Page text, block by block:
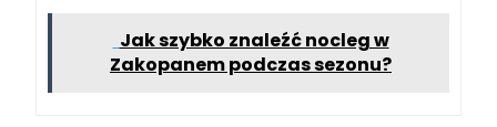
Jak szybko znaleźć nocleg w
Zakopanem podczas sezonu?